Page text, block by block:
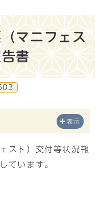
マニフェス
書
表示
スト）交付等状況報
ています。